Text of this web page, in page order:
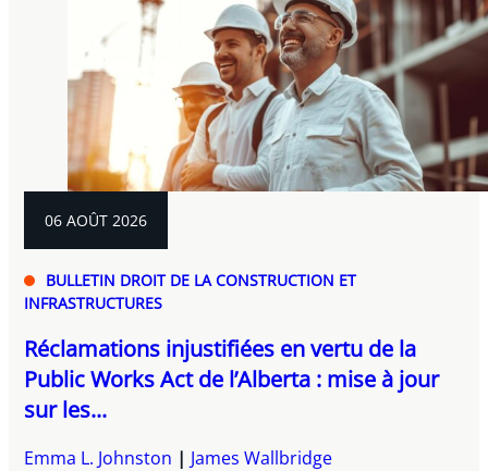
06 AOÛT 2026
BULLETIN DROIT DE LA CONSTRUCTION ET
INFRASTRUCTURES
Réclamations injustifiées en vertu de la
Public Works Act de l’Alberta : mise à jour
sur les...
Emma L. Johnston James Wallbridge